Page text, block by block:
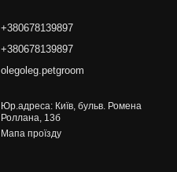
+380678139897
+380678139897
olegoleg.petgroom
Юр.адреса: Київ, бульв. Ромена
Роллана, 13б
Мапа проїзду